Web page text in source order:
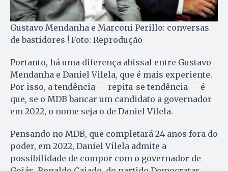
Gustavo Mendanha e Marconi Perillo: conversas
de bastidores ! Foto: Reprodução
Portanto, há uma diferença abissal entre Gustavo
Mendanha e Daniel Vilela, que é mais experiente.
Por isso, a tendência — repita-se tendência — é
que, se o MDB bancar um candidato a governador
em 2022, o nome seja o de Daniel Vilela.
Pensando no MDB, que completará 24 anos fora do
poder, em 2022, Daniel Vilela admite a
possibilidade de compor com o governador de